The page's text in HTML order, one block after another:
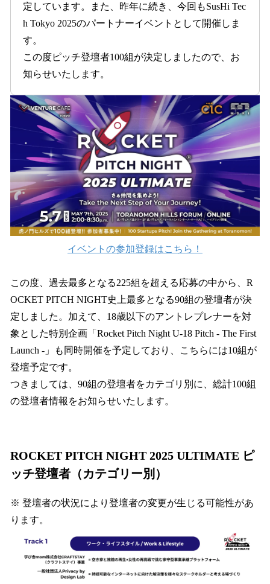
定しています。また、昨年に続き、今回もSusHi Tec
h Tokyo 2025のパートナーイベントとして開催しま
す。
この度ピッチ登壇者100組が決定しましたので、お
知らせいたします。
イベントの参加登録はこちら！
この度、過去最多となる225組を超える応募の中から、R
OCKET PITCH NIGHT史上最多となる90組の登壇者が決
定しました。加えて、18歳以下のアントレプレナーを対
象とした特別企画「Rocket Pitch Night U-18 Pitch - The First
Launch -」も同時開催を予定しており、こちらには10組が
登壇予定です。
つきましては、90組の登壇者をカテゴリ別に、総計100組
の登壇者情報をお知らせいたします。
ROCKET PITCH NIGHT 2025 ULTIMATE ピ
ッチ登壇者（カテゴリー別）
※ 登壇者の状況により登壇者の変更が生じる可能性があ
ります。